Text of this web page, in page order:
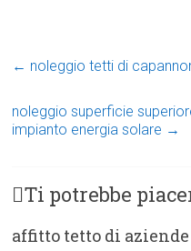
← noleggio tetti di
noleggio superficie
impianto energia solare →
Ti potrebbe
affitto tetto di